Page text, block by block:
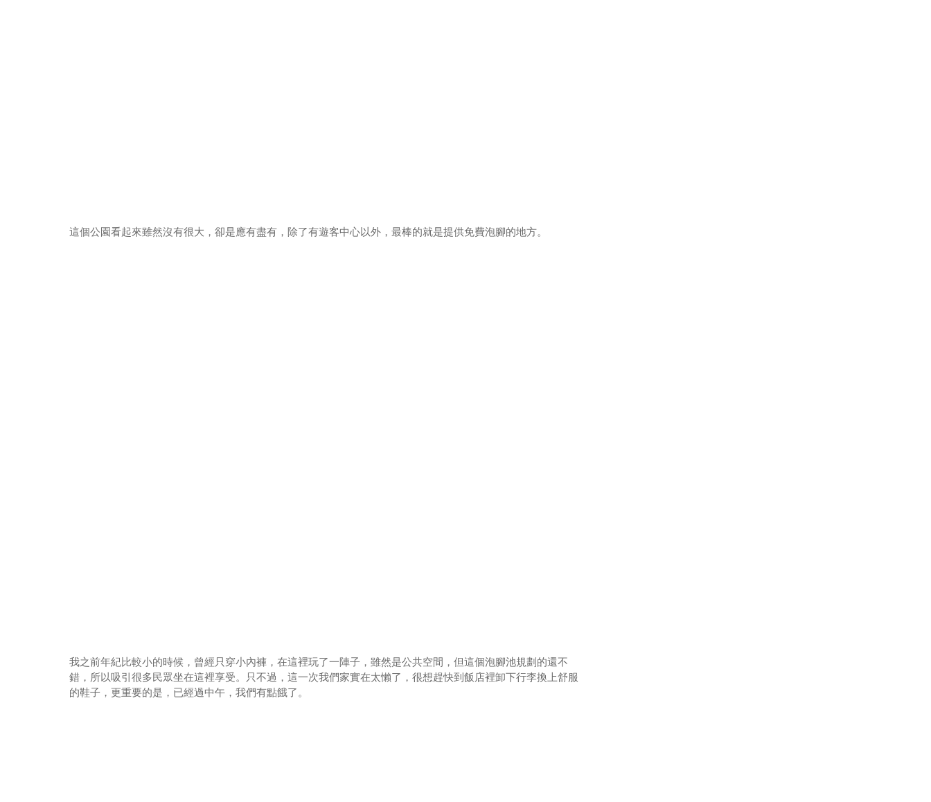
這個公園看起來雖然沒有很大，卻是應有盡有，除了有遊客中心以外，最棒的就是提供免費泡腳的地方。
我之前年紀比較小的時候，曾經只穿小內褲，在這裡玩了一陣子，雖然是公共空間，但這個泡腳池規劃的還不
錯，所以吸引很多民眾坐在這裡享受。只不過，這一次我們家實在太懶了，很想趕快到飯店裡卸下行李換上舒服
的鞋子，更重要的是，已經過中午，我們有點餓了。